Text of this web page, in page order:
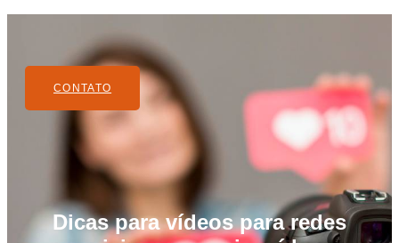
CONTATO
Dicas para vídeos para redes